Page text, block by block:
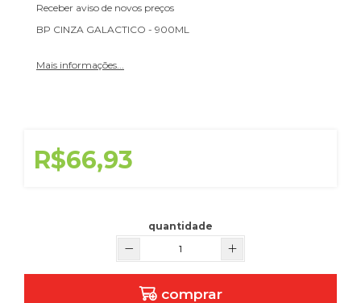
Receber aviso de novos preços
BP CINZA GALACTICO - 900ML
Mais informações...
R$66,93
quantidade
comprar